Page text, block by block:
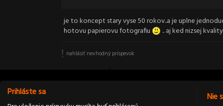
je to koncept stary vyse 50 rokov..a je uplne
hotovu papierovu fotografiu
.. aj ked nizsej
nahlásiť nevhodný príspevok
Prihláste sa Nie